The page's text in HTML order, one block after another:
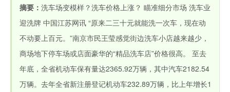
摘要： 洗车场变模样？洗车价格上涨？ 瞄准细分市场 洗车业
迎洗牌 中国江苏网讯 “原来二三十元就能洗一次车，现在动
不动要上百元。”南京市民王莹感觉街边洗车小店越来越少，
商场地下停车场或店面豪华的“精品洗车店”价格很高。 至去
年底，全省机动车保有量达2365.92万辆，其中汽车2182.54
万辆。去年全省新注册登记机动车232.89万辆，比上年增长1